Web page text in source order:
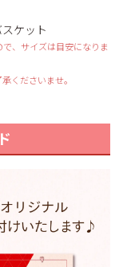
スケット
、サイズは目安になりま
くださいませ。